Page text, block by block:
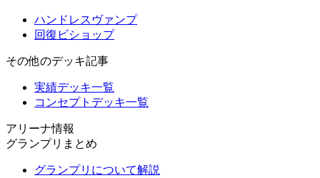
ハンドレスヴァンプ
回復ビショップ
その他のデッキ記事
実績デッキ一覧
コンセプトデッキ一覧
アリーナ情報
グランプリまとめ
グランプリについて解説